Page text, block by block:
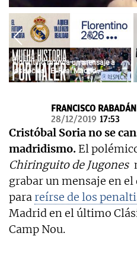
OKDIARIO
Florentino manda un mensaje a
los socios: "El Real Madrid
siempre fue vuestro y siempre lo
FRANCISCO RABADÁN
28/12/2019 17:53
Cristóbal Soria no se
madridismo. El
Chiringuito de Jugones
grabar un mensaje en
para reírse de los
Madrid en el último
Camp Nou.